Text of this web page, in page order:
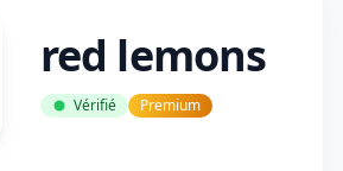
red lemons
Vérifié Premium